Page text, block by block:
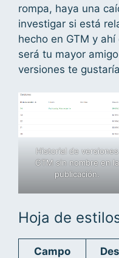
rompa, haya una
investigar si está
hecho en GTM y
será tu mayor
versiones te
Historial de versiones
GTM sin nombre en la
publicación.
Hoja de
Campo